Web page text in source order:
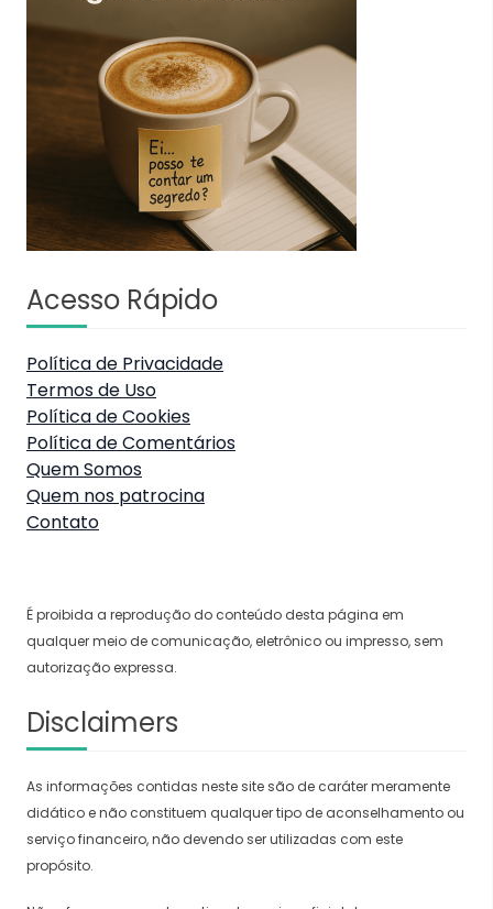
Acesso Rápido
Política de Privacidade
Termos de Uso
Política de Cookies
Política de Comentários
Quem Somos
Quem nos patrocina
Contato
É proibida a reprodução do conteúdo desta página em
qualquer meio de comunicação, eletrônico ou impresso, sem
autorização expressa.
Disclaimers
As informações contidas neste site são de caráter meramente
didático e não constituem qualquer tipo de aconselhamento ou
serviço financeiro, não devendo ser utilizadas com este
propósito.